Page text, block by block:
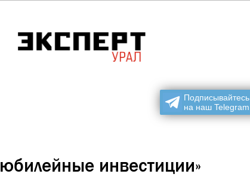
юбилейные инвестиции»
Подписывайтесь
на наш Telegram